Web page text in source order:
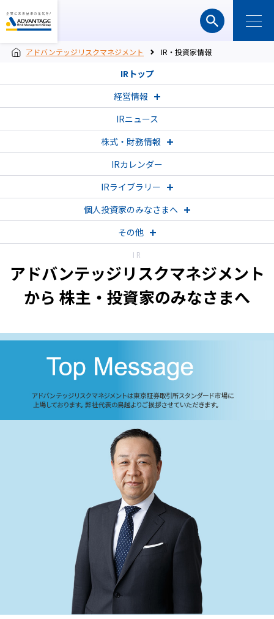
アドバンテッジリスクマネジメント IR・投資家情報
IRトップ
経営情報
IRニュース
株式・財務情報
IRカレンダー
IRライブラリー
個人投資家のみなさまへ
その他
IR
アドバンテッジリスクマネジメント
から 株主・投資家のみなさまへ